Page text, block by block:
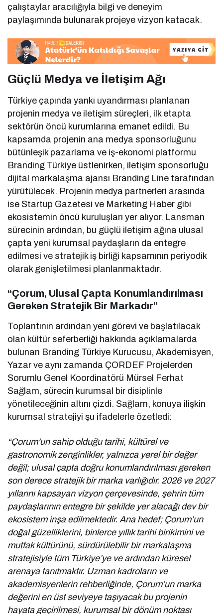
çalıştaylar aracılığıyla bilgi ve deneyim
paylaşımında bulunarak projeye vizyon katacak.
Güçlü Medya ve İletişim Ağı
Türkiye çapında yankı uyandırması planlanan
projenin medya ve iletişim süreçleri, ilk etapta
sektörün öncü kurumlarına emanet edildi. Bu
kapsamda projenin ana medya sponsorluğunu
bütünleşik pazarlama ve iş-ekonomi platformu
Branding Türkiye üstlenirken, iletişim sponsorluğu
dijital markalaşma ajansı Branding Line tarafından
yürütülecek. Projenin medya partnerleri arasında
ise Startup Gazetesi ve Marketing Haber gibi
ekosistemin öncü kuruluşları yer alıyor. Lansman
sürecinin ardından, bu güçlü iletişim ağına ulusal
çapta yeni kurumsal paydaşların da entegre
edilmesi ve stratejik iş birliği kapsamının periyodik
olarak genişletilmesi planlanmaktadır.
“Çorum, Ulusal Çapta Konumlandırılması
Gereken Stratejik Bir Markadır”
Toplantının ardından yeni görevi ve başlatılacak
olan kültür seferberliği hakkında açıklamalarda
bulunan Branding Türkiye Kurucusu, Akademisyen,
Yazar ve aynı zamanda ÇORDEF Projelerden
Sorumlu Genel Koordinatörü Mürsel Ferhat
Sağlam, sürecin kurumsal bir disiplinle
yönetileceğinin altını çizdi. Sağlam, konuya ilişkin
kurumsal stratejiyi şu ifadelerle özetledi:
“Çorum’un sahip olduğu tarihi, kültürel ve
gastronomik zenginlikler, yalnızca yerel bir değer
değil; ulusal çapta doğru konumlandırılması gereken
son derece stratejik bir marka varlığıdır. 2026 ve 2027
yıllarını kapsayan vizyon çerçevesinde, şehrin tüm
paydaşlarının entegre bir şekilde yer alacağı dev bir
ekosistem inşa edilmektedir. Ana hedef; Çorum’un
doğal güzelliklerini, binlerce yıllık tarihi birikimini ve
mutfak kültürünü, sürdürülebilir bir markalaşma
stratejisiyle tüm Türkiye’ye ve ardından küresel
arenaya tanıtmaktır. Uzman kadroların ve
akademisyenlerin rehberliğinde, Çorum’un marka
değerini en üst seviyeye taşıyacak bu projenin
hayata geçirilmesi, kurumsal bir dönüm noktası